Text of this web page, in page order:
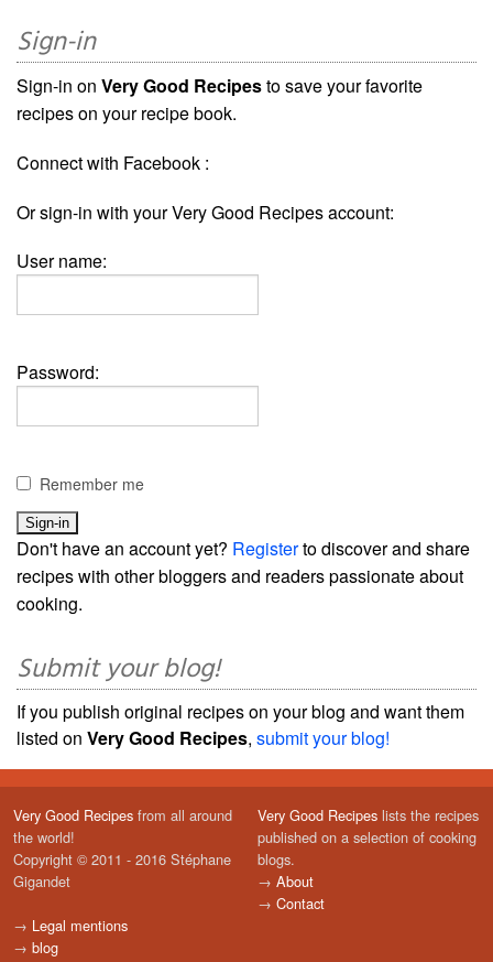
Sign-in
Sign-in on Very Good Recipesto save your favorite
recipes on your recipe book.
Connect with Facebook :
Or sign-in with your Very Good Recipes account:
User name:
Password:
Remember me
Don't have an account yet? Registerto discover and share
recipes with other bloggers and readers passionate about
cooking.
Submit your blog!
If you publish original recipes on your blog and want them
listed on Very Good Recipes, submit your blog!
Very Good Recipes from all around
the world!
Copyright © 2011 - 2016 Stéphane
Gigandet
→ Legal mentions
→ blog
Very Good Recipes lists the recipes
published on a selection of cooking
blogs.
→ About
→ Contact